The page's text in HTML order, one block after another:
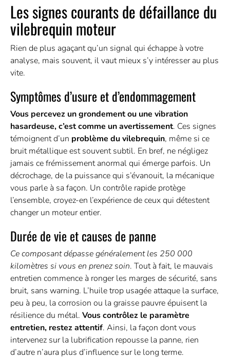
Les signes courants de défaillance du
vilebrequin moteur
Rien de plus agaçant qu’un signal qui échappe à votre
analyse, mais souvent, il vaut mieux s’y intéresser au plus
vite.
Symptômes d’usure et d’endommagement
Vous percevez un grondement ou une vibration
hasardeuse, c’est comme un avertissement. Ces signes
témoignent d’un problème du vilebrequin, même si ce
bruit métallique est souvent subtil. En bref, ne négligez
jamais ce frémissement anormal qui émerge parfois. Un
décrochage, de la puissance qui s’évanouit, la mécanique
vous parle à sa façon. Un contrôle rapide protège
l’ensemble, croyez-en l’expérience de ceux qui détestent
changer un moteur entier.
Durée de vie et causes de panne
Ce composant dépasse généralement les 250 000
kilomètres si vous en prenez soin. Tout à fait, le mauvais
entretien commence à ronger les marges de sécurité, sans
bruit, sans warning. L’huile trop usagée attaque la surface,
peu à peu, la corrosion ou la graisse pauvre épuisent la
résilience du métal. Vous contrôlez le paramètre
entretien, restez attentif. Ainsi, la façon dont vous
intervenez sur la lubrification repousse la panne, rien
d’autre n’aura plus d’influence sur le long terme.